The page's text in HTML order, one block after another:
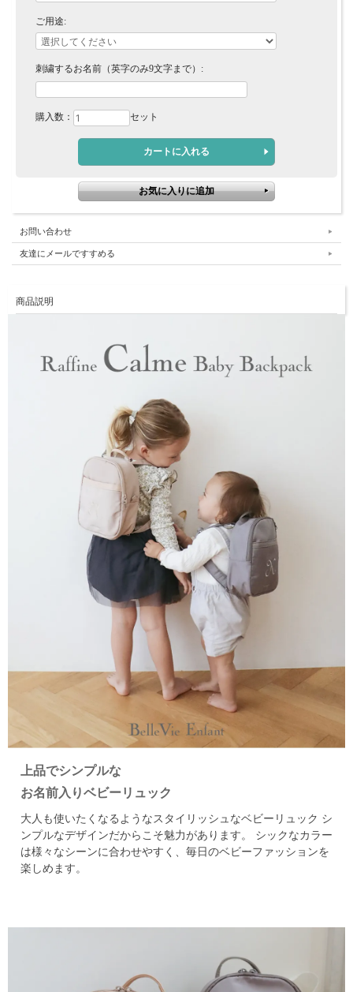
ご用途:
刺繍するお名前（英字のみ9文字まで）:
購入数： セット
お問い合わせ
友達にメールですすめる
商品説明
上品でシンプルな
お名前入りベビーリュック
大人も使いたくなるようなスタイリッシュなベビーリュック シ
ンプルなデザインだからこそ魅力があります。
シックなカラー
は様々なシーンに合わせやすく、毎日のベビーファッションを
楽しめます。